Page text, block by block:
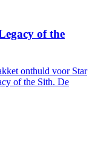
of the
onthuld voor Star
of the Sith. De